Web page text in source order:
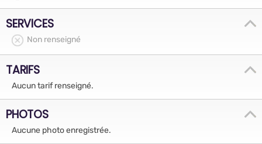
SERVICES
Non renseigné
TARIFS
Aucun tarif renseigné.
PHOTOS
Aucune photo enregistrée.